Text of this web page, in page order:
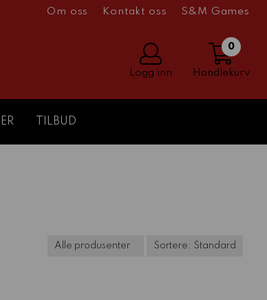
Om oss Kontakt oss S&M Games
Logg inn
0
Handlekurv
TILBUD